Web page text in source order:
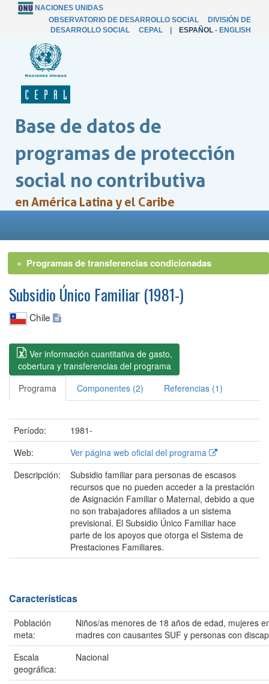
NACIONES UNIDAS
OBSERVATORIO DE DESARROLLO SOCIAL
DIVISIÓN DE
DESARROLLO SOCIAL
CEPAL ESPAÑOL - ENGLISH
Base de datos de
programas de protección
social no contributiva
en América Latina y el Caribe
« Programas de transferencias condicionadas
Subsidio Único Familiar (1981-)
Chile
Ver información cuantitativa de gasto,
cobertura y transferencias del programa
Programa
Componentes (2) Referencias (1)
Período:
1981-
Web:
Ver página web oficial del programa
Descripción:
Subsidio familiar para personas de escasos
recursos que no pueden acceder a la prestación
de Asignación Familiar o Maternal, debido a que
no son trabajadores afiliados a un sistema
previsional. El Subsidio Único Familiar hace
parte de los apoyos que otorga el Sistema de
Prestaciones Familiares.
Características
Población
meta:
Niños/as menores de 18 años de edad, mujeres
madres con causantes SUF y personas con
Escala
geográfica:
Nacional